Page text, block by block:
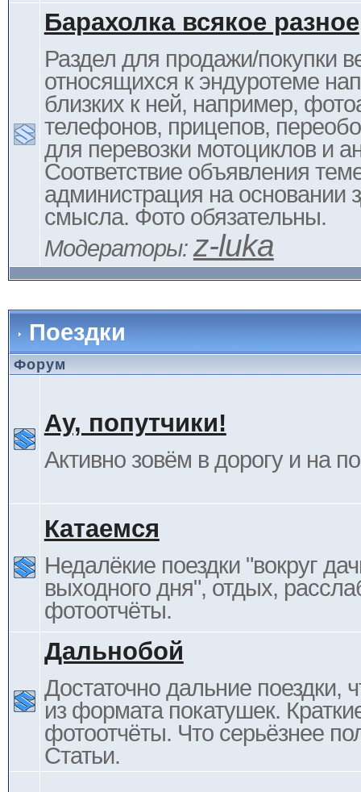
Барахолка всякое разное
Раздел для продажи/покупки
относящихся к эндуротеме
близких к ней, например,
телефонов, прицепов,
для перевозки мотоциклов и
Соответствие объявления
администрация на основании
смысла. Фото обязательны.
Модераторы: z-luka
Поездки
Форум
Ау, попутчики!
Активно зовём в дорогу и на
Катаемся
Недалёкие поездки "вокруг
выходного дня", отдых,
фотоотчёты.
Дальнобой
Достаточно дальние поездки,
из формата покатушек.
фотоотчёты. Что серьёзнее
Статьи.